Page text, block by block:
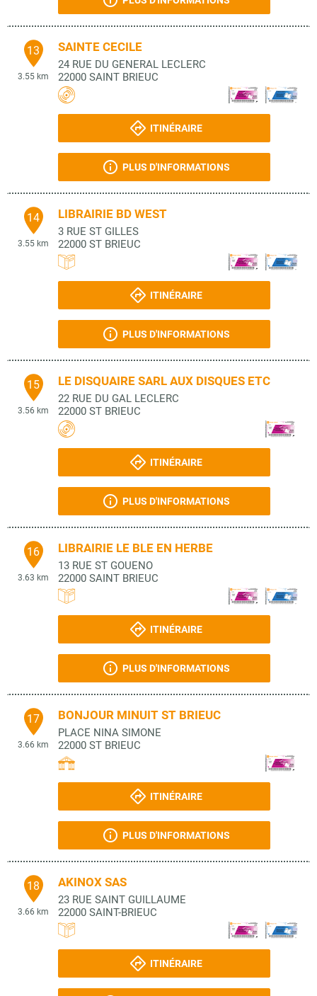
13
3.55 km
SAINTE CECILE
24 RUE DU GENERAL LECLERC
22000 SAINT BRIEUC
ITINÉRAIRE
PLUS D'INFORMATIONS
14
3.55 km
LIBRAIRIE BD WEST
3 RUE ST GILLES
22000 ST BRIEUC
ITINÉRAIRE
PLUS D'INFORMATIONS
15
3.56 km
LE DISQUAIRE SARL AUX DISQUES ETC
22 RUE DU GAL LECLERC
22000 ST BRIEUC
ITINÉRAIRE
PLUS D'INFORMATIONS
16
3.63 km
LIBRAIRIE LE BLE EN HERBE
13 RUE ST GOUENO
22000 SAINT BRIEUC
ITINÉRAIRE
PLUS D'INFORMATIONS
17
3.66 km
BONJOUR MINUIT ST BRIEUC
PLACE NINA SIMONE
22000 ST BRIEUC
ITINÉRAIRE
PLUS D'INFORMATIONS
18
3.66 km
AKINOX SAS
23 RUE SAINT GUILLAUME
22000 SAINT-BRIEUC
ITINÉRAIRE